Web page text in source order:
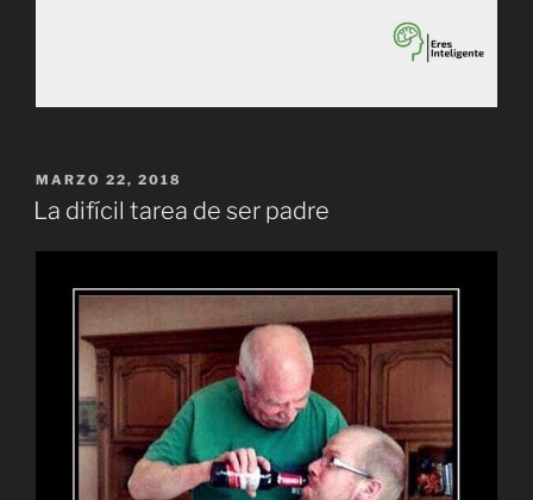
PUBLICADO
EL
MARZO 22, 2018
La difícil tarea de ser padre